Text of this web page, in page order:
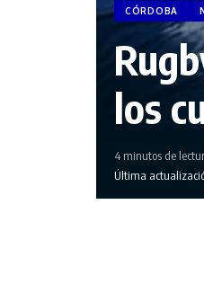
CÓRDOBA
los
Última
4 minutos de